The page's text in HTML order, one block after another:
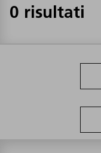
0 risultati